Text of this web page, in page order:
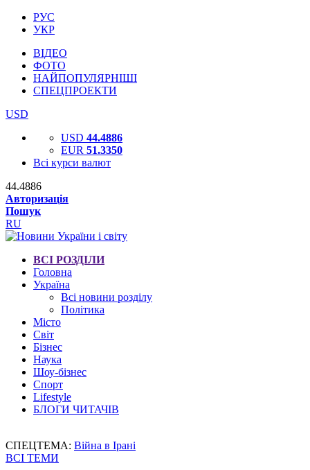
РУС
УКР
ВІДЕО
ФОТО
НАЙПОПУЛЯРНІШІ
СПЕЦПРОЕКТИ
USD
USD 44.4886
EUR 51.3350
Всі курси валют
44.4886
Авторизація
Пошук
RU
ВСІ РОЗДІЛИ
Головна
Україна
Всі новини розділу
Політика
Місто
Світ
Бізнес
Наука
Шоу-бізнес
Спорт
Lifestyle
БЛОГИ ЧИТАЧІВ
СПЕЦТЕМА: Війна в Ірані
ВСІ ТЕМИ